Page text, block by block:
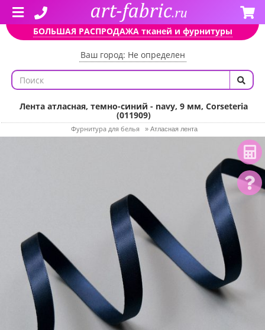
БОЛЬШАЯ РАСПРОДАЖА тканей и фурнитуры
Ваш город: Не определен
Лента атласная, темно-синий - navy, 9 мм, Corseteria
(011909)
Фурнитура для белья » Атласная лента